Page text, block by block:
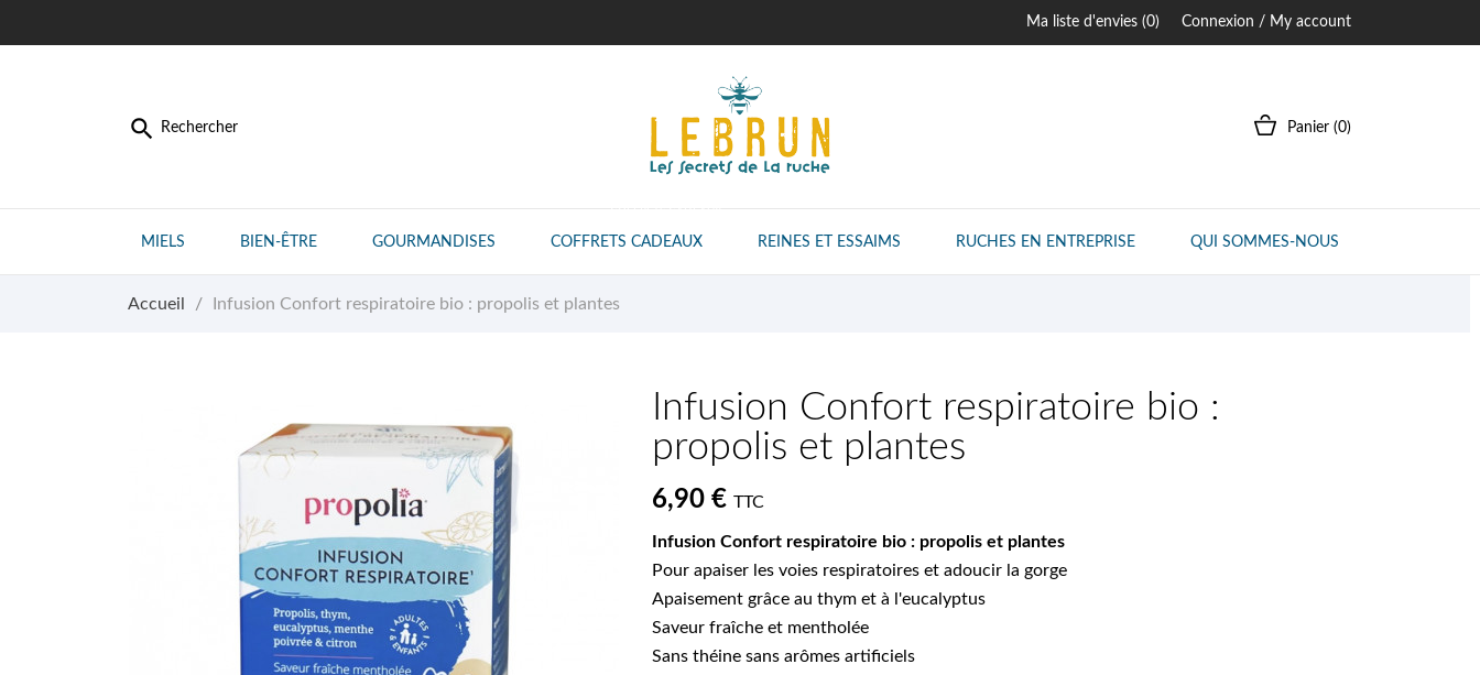
Ma liste d'envies (0) Connexion / My account
 Rechercher Panier (0)
MIELS BIEN-ÊTRE GOURMANDISES COFFRETS CADEAUX REINES ET ESSAIMS RUCHES EN ENTREPRISE QUI SOMMES-NOUS
Accueil Infusion Confort respiratoire bio : propolis et plantes
Infusion Confort respiratoire bio :
propolis et plantes
6,90 € TTC
Infusion Confort respiratoire bio : propolis et plantes
Pour apaiser les voies respiratoires et adoucir la gorge
Apaisement grâce au thym et à l'eucalyptus
Saveur fraîche et mentholée
Sans théine sans arômes artificiels